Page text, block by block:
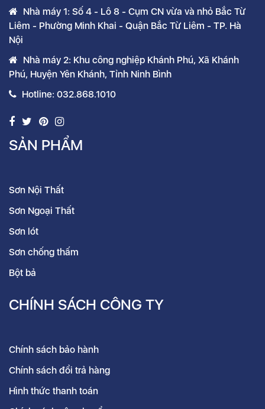
Nhà máy 1: Số 4 - Lô 8 - Cụm CN vừa và nhỏ Bắc Từ
Liêm - Phường Minh Khai - Quận Bắc Từ Liêm - TP. Hà
Nội
Nhà máy 2: Khu công nghiệp Khánh Phú, Xã Khánh
Phú, Huyện Yên Khánh, Tỉnh Ninh Bình
Hotline: 032.868.1010
SẢN PHẨM
Sơn Nội Thất
Sơn Ngoại Thất
Sơn lót
Sơn chống thấm
Bột bả
CHÍNH SÁCH CÔNG TY
Chính sách bảo hành
Chính sách đổi trả hàng
Hình thức thanh toán